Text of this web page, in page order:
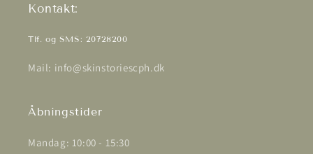
Kontakt:
Tlf. og SMS: 20728200
Mail: info@skinstoriescph.dk
Åbningstider
Mandag: 10:00 - 15:30